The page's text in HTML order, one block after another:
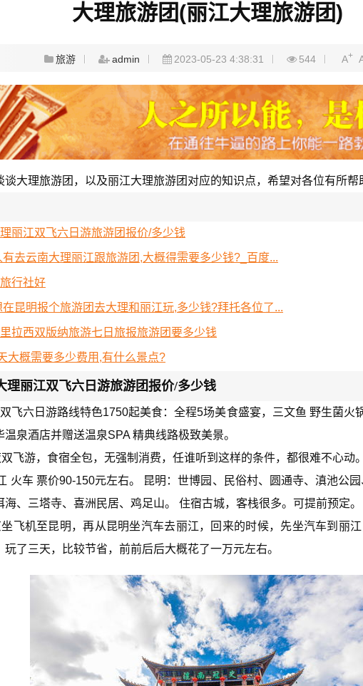
大理旅游团(丽江大理旅游团)
旅游 admin 2023-05-23 4:38:31 544 A+
谈大理旅游团，以及丽江大理旅游团对应的知识点，希望对各位有所帮
丽江双飞六日游旅游团报价/多少钱
去云南大理丽江跟旅游团,大概得需要多少钱?_百度...
行社好
昆明报个旅游团去大理和丽江玩,多少钱?拜托各位了...
拉西双版纳旅游七日旅报旅游团要多少钱
大概需要多少费用,有什么景点?
理丽江双飞六日游旅游团报价/多少钱
飞六日游路线特色1750起美食：全程5场美食盛宴，三文鱼 野生菌火
泉酒店并赠送温泉SPA 精典线路极致美景。
飞游，食宿全包，无强制消费，任谁听到这样的条件，都很难不心动。
火车 票价90-150元左右。 昆明：世博园、民俗村、圆通寺、滇池公园
、三塔寺、喜洲民居、鸡足山。 住宿古城，客栈很多。可提前预定。
飞机至昆明，再从昆明坐汽车去丽江，回来的时候，先坐汽车到丽
了三天，比较节省，前前后后大概花了一万元左右。